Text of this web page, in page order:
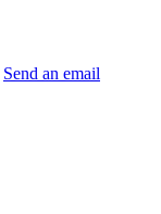
Send an email